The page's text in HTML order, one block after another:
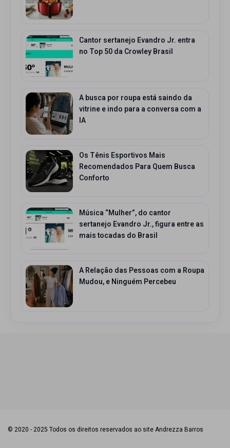
Cantor sertanejo Evandro Jr. entra
no Top 50 da Crowley Brasil
A busca por roupa está saindo da
vitrine e indo para a conversa com a
IA
Os Tênis Esportivos Mais
Recomendados Para Quem Busca
Conforto
Música “Mulher”, do cantor
sertanejo Evandro Jr., figura entre as
mais tocadas do Brasil
A Relação das Pessoas com a Roupa
Mudou, e Ninguém Percebeu
© 2020 - 2025 Todos os direitos reservados ao site Andrezza Barros